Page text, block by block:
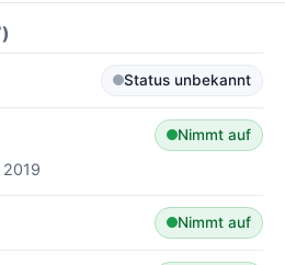
Status unbekannt
Nimmt auf
Nimmt auf